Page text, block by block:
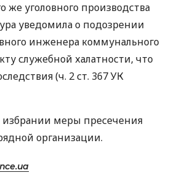
же уголовного производства
уведомила о подозрении
инженера коммунального
служебной халатности, что
(ч. 2 ст. 367 УК
избрании меры пресечения
организации.